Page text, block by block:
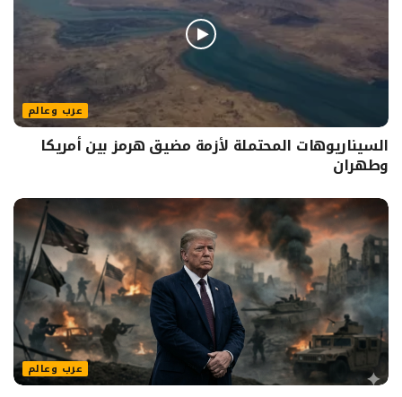
عرب وعالم
السيناريوهات المحتملة لأزمة مضيق هرمز بين أمريكا
وطهران
عرب وعالم